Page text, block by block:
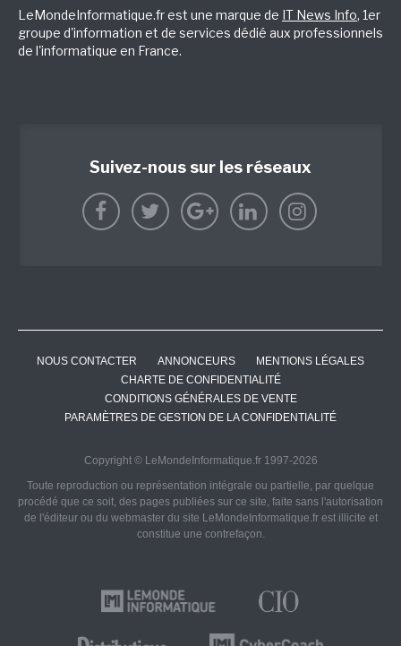
LeMondeInformatique.fr est une marque de IT News Info, 1er
groupe d'information et de services dédié aux professionnels
de l'informatique en France.
Suivez-nous sur les réseaux
NOUS CONTACTER ANNONCEURS
MENTIONS LÉGALES
CHARTE DE CONFIDENTIALITÉ
CONDITIONS GÉNÉRALES DE VENTE
PARAMÈTRES DE GESTION DE LA CONFIDENTIALITÉ
Copyright © LeMondeInformatique.fr 1997-2026
Toute reproduction ou représentation intégrale ou partielle, par quelque
procédé que ce soit, des pages publiées sur ce site, faite sans l'autorisation
de l'éditeur ou du webmaster du site LeMondeInformatique.fr est illicite et
constitue une contrefaçon.